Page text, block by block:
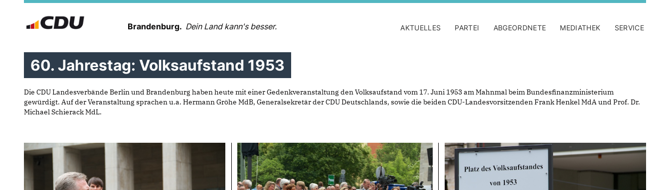
Brandenburg. Dein Land kann's besser. AKTUELLES PARTEI ABGEORDNETE MEDIATHEK SERVICE
60. Jahrestag: Volksaufstand 1953
Die CDU Landesverbände Berlin und Brandenburg haben heute mit einer Gedenkveranstaltung den Volksaufstand vom 17. Juni 1953 am Mahnmal beim Bundesfinanzministerium
gewürdigt. Auf der Veranstaltung sprachen u.a. Hermann Gröhe MdB, Generalsekretär der CDU Deutschlands, sowie die beiden CDU-Landesvorsitzenden Frank Henkel MdA und Prof. Dr.
Michael Schierack MdL.